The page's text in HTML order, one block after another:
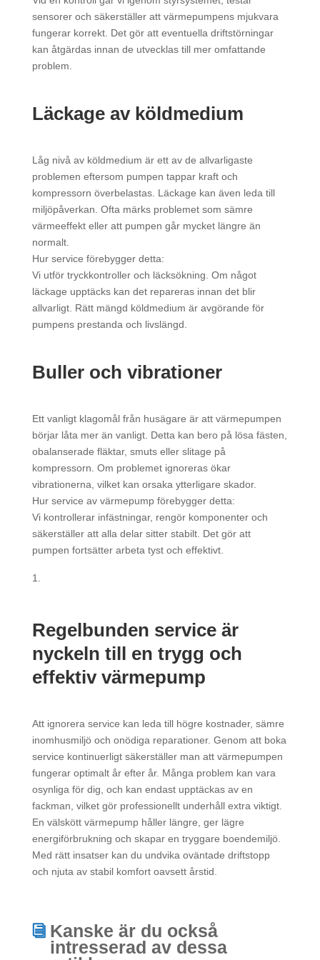
sensorer och säkerställer att värmepumpens mjukvara
fungerar korrekt. Det gör att eventuella driftstörningar
kan åtgärdas innan de utvecklas till mer omfattande
problem.
Läckage av köldmedium
Låg nivå av köldmedium är ett av de allvarligaste
problemen eftersom pumpen tappar kraft och
kompressorn överbelastas. Läckage kan även leda till
miljöpåverkan. Ofta märks problemet som sämre
värmeeffekt eller att pumpen går mycket längre än
normalt.
Hur service förebygger detta:
Vi utför tryckkontroller och läcksökning. Om något
läckage upptäcks kan det repareras innan det blir
allvarligt. Rätt mängd köldmedium är avgörande för
pumpens prestanda och livslängd.
Buller och vibrationer
Ett vanligt klagomål från husägare är att värmepumpen
börjar låta mer än vanligt. Detta kan bero på lösa fästen,
obalanserade fläktar, smuts eller slitage på
kompressorn. Om problemet ignoreras ökar
vibrationerna, vilket kan orsaka ytterligare skador.
Hur service av värmepump förebygger detta:
Vi kontrollerar infästningar, rengör komponenter och
säkerställer att alla delar sitter stabilt. Det gör att
pumpen fortsätter arbeta tyst och effektivt.
Regelbunden service är
nyckeln till en trygg och
effektiv värmepump
Att ignorera service kan leda till högre kostnader, sämre
inomhusmiljö och onödiga reparationer. Genom att boka
service kontinuerligt säkerställer man att värmepumpen
fungerar optimalt år efter år. Många problem kan vara
osynliga för dig, och kan endast upptäckas av en
fackman, vilket gör professionellt underhåll extra viktigt.
En välskött värmepump håller längre, ger lägre
energiförbrukning och skapar en tryggare boendemiljö.
Med rätt insatser kan du undvika oväntade driftstopp
och njuta av stabil komfort oavsett årstid.
Kanske är du också
intresserad av dessa